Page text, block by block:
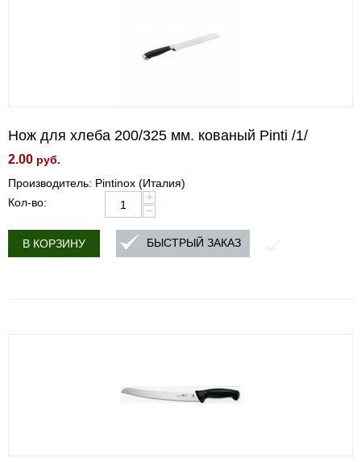
Нож для хлеба 200/325 мм. кованый Pinti /1/
2.00 руб.
Производитель: Pintinox (Италия)
Кол-во:
+
−
В КОРЗИНУ БЫСТРЫЙ ЗАКАЗ